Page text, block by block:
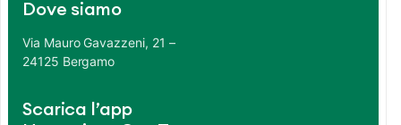
Dove siamo
Via Mauro Gavazzeni, 21 –
24125 Bergamo
Scarica l’app